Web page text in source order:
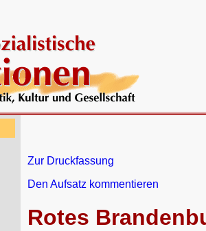
Zur Druckfassung
Den Aufsatz kommentieren
Rotes